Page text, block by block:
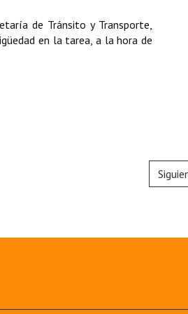
de Tránsito y Transporte,
en la tarea, a la hora de